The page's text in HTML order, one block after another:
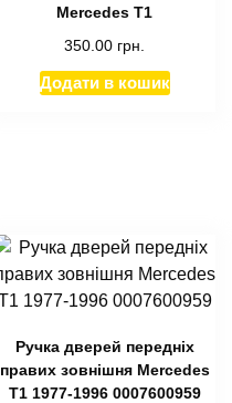
Mercedes T1
350.00 грн.
Додати в кошик
Ручка дверей передніх
правих зовнішня Mercedes
T1 1977-1996 0007600959